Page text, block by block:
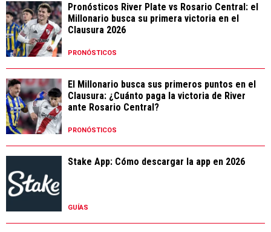
Pronósticos River Plate vs Rosario Central: el
Millonario busca su primera victoria en el
Clausura 2026
PRONÓSTICOS
El Millonario busca sus primeros puntos en el
Clausura: ¿Cuánto paga la victoria de River
ante Rosario Central?
PRONÓSTICOS
Stake App: Cómo descargar la app en 2026
GUÍAS